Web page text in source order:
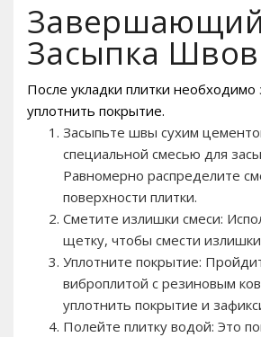
Завершающий
Засыпка
После укладки плитки
уплотнить покрытие.
Засыпьте швы сухим
специальной смесью для
Равномерно распределите
поверхности плитки.
Сметите излишки смеси:
щетку, чтобы смести
Уплотните покрытие:
виброплитой с резиновым
уплотнить покрытие и
Полейте плитку водой: Это